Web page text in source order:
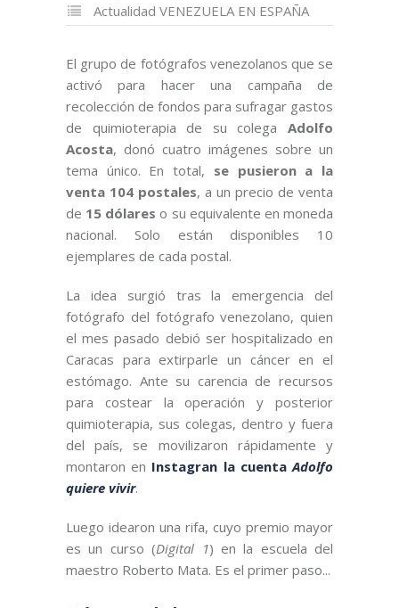
Actualidad VENEZUELA EN ESPAÑA
El grupo de fotógrafos venezolanos que se
activó para hacer una campaña de
recolección de fondos para sufragar gastos
de quimioterapia de su colega Adolfo
Acosta, donó cuatro imágenes sobre un
tema único. En total, se pusieron a la
venta 104 postales, a un precio de venta
de 15 dólares o su equivalente en moneda
nacional. Solo están disponibles 10
ejemplares de cada postal.
La idea surgió tras la emergencia del
fotógrafo del fotógrafo venezolano, quien
el mes pasado debió ser hospitalizado en
Caracas para extirparle un cáncer en el
estómago. Ante su carencia de recursos
para costear la operación y posterior
quimioterapia, sus colegas, dentro y fuera
del país, se movilizaron rápidamente y
montaron en Instagran la cuentaAdolfo
quiere vivir.
Luego idearon una rifa, cuyo premio mayor
es un curso (Digital 1) en la escuela del
maestro Roberto Mata. Es el primer paso...